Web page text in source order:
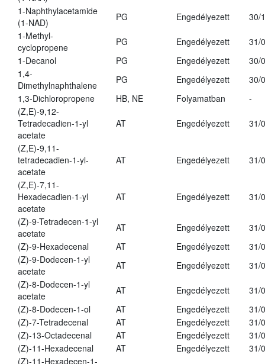
1-Naphthylacetamide
(1-NAD)
PG Engedélyezett
30/
1-Methyl-
cyclopropene
PG Engedélyezett
31/
1-Decanol
PG Engedélyezett
30/
1,4-
Dimethylnaphthalene
PG Engedélyezett
30/
1,3-Dichloropropene
HB, NE Folyamatban
-
(Z,E)-9,12-
Tetradecadien-1-yl
acetate
AT Engedélyezett 31/
(Z,E)-9,11-
tetradecadien-1-yl-
acetate
AT Engedélyezett 31/
(Z,E)-7,11-
Hexadecadien-1-yl
acetate
AT Engedélyezett 31/
(Z)-9-Tetradecen-1-yl
acetate
AT Engedélyezett
31/
(Z)-9-Hexadecenal
AT Engedélyezett
31/
(Z)-9-Dodecen-1-yl
acetate
AT Engedélyezett
31/
(Z)-8-Dodecen-1-yl
acetate
AT Engedélyezett
31/
(Z)-8-Dodecen-1-ol
AT Engedélyezett
31/
(Z)-7-Tetradecenal
AT Engedélyezett
31/
(Z)-13-Octadecenal
AT Engedélyezett
31/
(Z)-11-Hexadecenal
AT Engedélyezett
31/
(Z)-11-Hexadecen-1-